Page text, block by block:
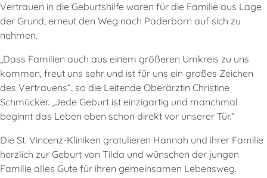
Vertrauen in die Geburtshilfe waren für die Familie aus Lage
der Grund, erneut den Weg nach Paderborn auf sich zu
nehmen.
„Dass Familien auch aus einem größeren Umkreis zu uns
kommen, freut uns sehr und ist für uns ein großes Zeichen
des Vertrauens“, so die Leitende Oberärztin Christine
Schmücker. „Jede Geburt ist einzigartig und manchmal
beginnt das Leben eben schon direkt vor unserer Tür.“
Die St. Vincenz-Kliniken gratulieren Hannah und ihrer Familie
herzlich zur Geburt von Tilda und wünschen der jungen
Familie alles Gute für ihren gemeinsamen Lebensweg.